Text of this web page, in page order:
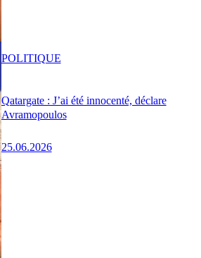
Qatargate : J’ai été innocenté, déclare
Avramopoulos
25.06.2026
POLITIQUE